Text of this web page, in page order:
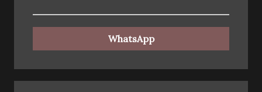
WhatsApp